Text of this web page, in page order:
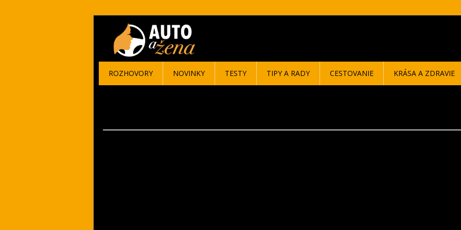
ROZHOVORY NOVINKY TESTY TIPY A RADY CESTOVANIE KRÁSA A ZDRAVIE